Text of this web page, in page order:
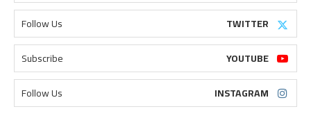
TWITTER
Follow Us
YOUTUBE
Subscribe
INSTAGRAM
Follow Us